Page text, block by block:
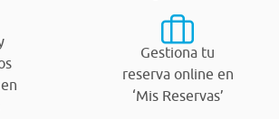
Gestiona tu
reserva online en
‘Mis Reservas’